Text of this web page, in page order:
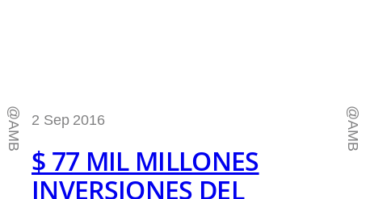
@AMB 2 Sep 2016
$ 77 MIL MILLONES
INVERSIONES DEL
@AMB